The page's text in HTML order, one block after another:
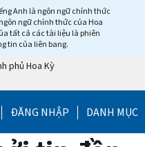
Anh là ngôn ngữ chính thức
ngữ chính thức của Hoa
tất cả các tài liệu là phiên
tin của liên bang.
phủ Hoa Kỳ
ĐĂNG NHẬP DANH MỤC